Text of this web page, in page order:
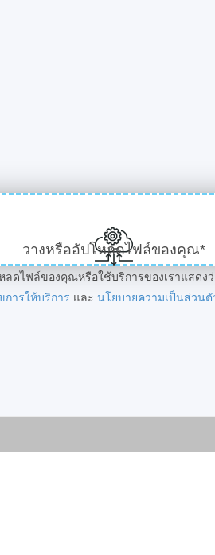
วางหรืออัปโหลดไฟล์ของคุณ*
ลดไฟล์ของคุณหรือใช้บริการของเราแสดง
การให้บริการ และ นโยบายความเป็นส่วนตั